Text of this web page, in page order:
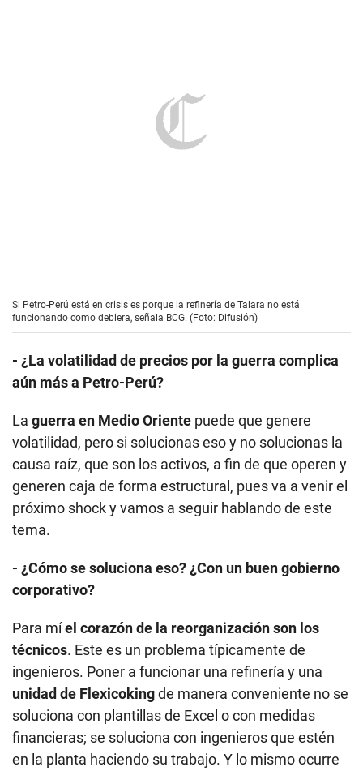
Si Petro-Perú está en crisis es porque la refinería de Talara no está
causa raíz, que son los activos, a fin de que operen y
generen caja de forma estructural, pues va a venir el
tema.
corporativo?
Para míel corazón de la reorganización son los
técnicos . Este es un problema típicamente de
ingenieros. Poner a funcionar una refinería y una
unidad de Flexicoking
financieras; se soluciona con ingenieros que estén
en la planta haciendo su trabajo. Y lo mismo ocurre
con un
oleoducto . Son problemas de naturaleza
operativa que requieren talento específico.
- ¿El problema de Petro-Perú no es solo financiero,
sino técnico?
Para mí, una solución financiera pura, sin una
solución técnica, en un contexto como el que Petro-